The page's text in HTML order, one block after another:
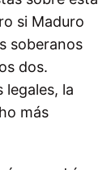
si Maduro
soberanos
dos.
legales, la
más